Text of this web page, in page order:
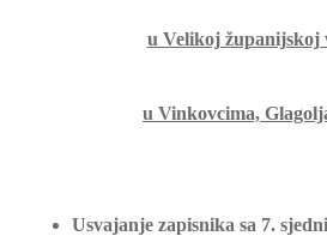
u Velikoj županijskoj
u Vinkovcima,
Usvajanje zapisnika sa 7.